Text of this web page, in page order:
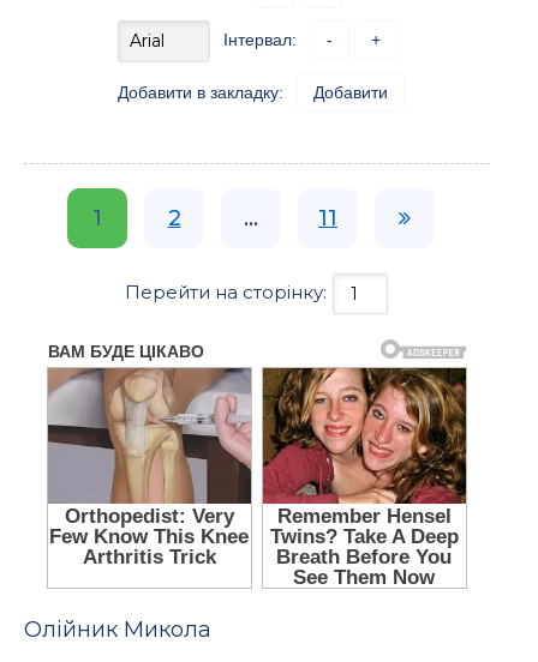
Інтервал: - +
Добавити в закладку: Добавити
1 2 ... 11
Перейти на сторінку:
Олійник Микола